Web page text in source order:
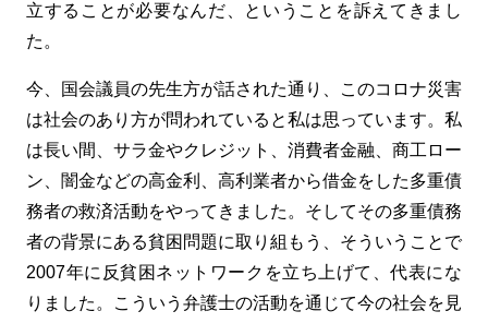
立することが必要なんだ、ということを訴えてきまし
た。
今、国会議員の先生方が話された通り、このコロナ災害
は社会のあり方が問われていると私は思っています。私
は長い間、サラ金やクレジット、消費者金融、商工ロー
ン、闇金などの高金利、高利業者から借金をした多重債
務者の救済活動をやってきました。そしてその多重債務
者の背景にある貧困問題に取り組もう、そういうことで
2007年に反貧困ネットワークを立ち上げて、代表にな
りました。こういう弁護士の活動を通じて今の社会を見